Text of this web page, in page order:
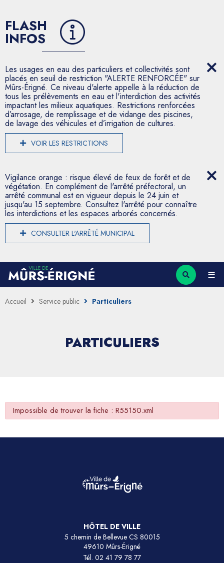
FLASH
INFOS
Les usages en eau des particuliers et collectivités sont
placés en seuil de restriction "ALERTE RENFORCÉE" sur
Mûrs-Érigné. Ce niveau d'alerte appelle à la réduction de
tous les prélèvements en eau et l'interdiction des activités
impactant les milieux aquatiques. Restrictions renforcées
d’arrosage, de remplissage et de vidange des piscines,
de lavage des véhicules et d’irrigation de cultures.
VOIR LES RESTRICTIONS
Vigilance orange : risque élevé de feux de forêt et de
végétation. En complément de l'arrêté préfectoral, un
arrêté communal est en vigueur depuis le 24 juin et
jusqu'au 15 septembre. Consultez l'arrêté pour connaître
les interdictions et les espaces arborés concernés.
CONSULTER L'ARRÊTÉ MUNICIPAL
Accueil Service public Particuliers
PARTICULIERS
Impossible de trouver la fiche : R55150.xml
HÔTEL DE VILLE
5 chemin de Bellevue CS 80015
49610 Mûrs-Érigné
Tél. 02 41 79 78 77